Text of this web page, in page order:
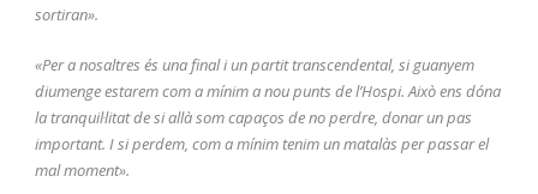
sortiran».
«Per a nosaltres és una final i un partit transcendental, si guanyem
diumenge estarem com a mínim a nou punts de l’Hospi. Això ens dóna
la tranquil·litat de si allà som capaços de no perdre, donar un pas
important. I si perdem, com a mínim tenim un matalàs per passar el
mal moment».